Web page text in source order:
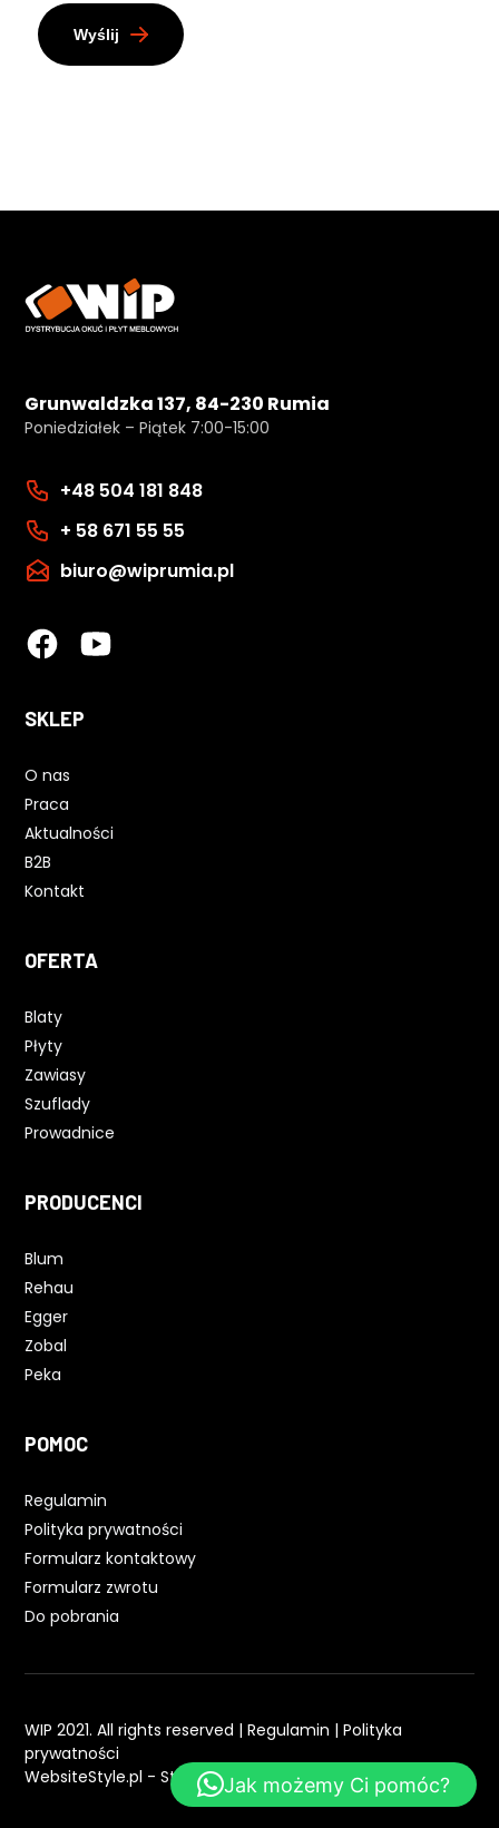
Wyślij
Grunwaldzka 137, 84-230 Rumia
Poniedziałek – Piątek 7:00-15:00
+48 504 181 848
+ 58 671 55 55
biuro@wiprumia.pl
SKLEP
O nas
Praca
Aktualności
B2B
Kontakt
OFERTA
Blaty
Płyty
Zawiasy
Szuflady
Prowadnice
PRODUCENCI
Blum
Rehau
Egger
Zobal
Peka
POMOC
Regulamin
Polityka prywatności
Formularz kontaktowy
Formularz zwrotu
Do pobrania
WIP 2021. All rights reserved |Regulamin |Polityka
prywatności
WebsiteStyle.pl - Strony WWWJak możemy Ci pomóc?